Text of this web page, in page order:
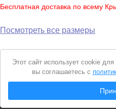
Бесплатная доставка по всему
Посмотреть все размеры
Вся представленная на сайте
является
Уведомление
cookie
Этот сайт использует cookie
вы соглашаетесь с